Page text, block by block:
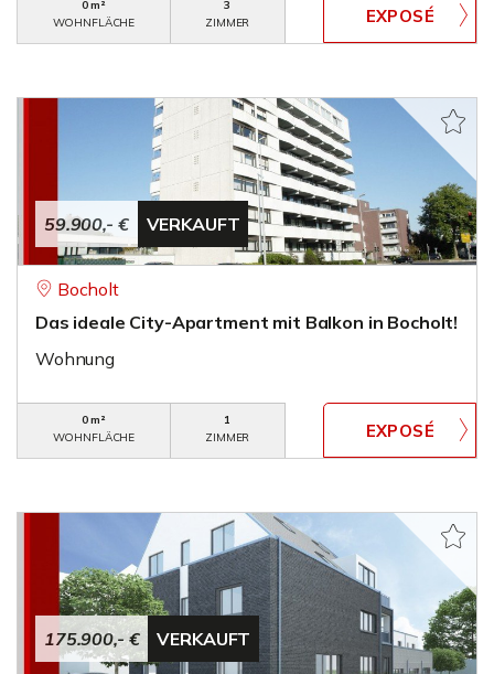
0 m²
WOHNFLÄCHE
3
ZIMMER
59.900,- € VERKAUFT
Bocholt
Das ideale City-Apartment mit Balkon in Bocholt!
Wohnung
0 m²
WOHNFLÄCHE
1
ZIMMER
175.900,- € VERKAUFT